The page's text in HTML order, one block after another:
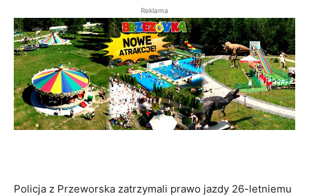
Reklama
Policja z Przeworska zatrzymali prawo jazdy 26-letniemu